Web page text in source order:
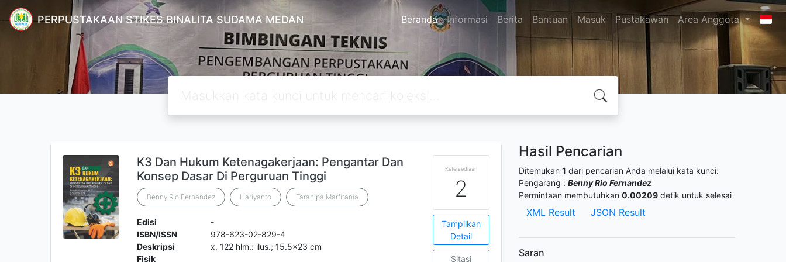
PERPUSTAKAAN STIKES BINALITA SUDAMA MEDAN Beranda Informasi Berita Bantuan Masuk Pustakawan Area Anggota
K3 Dan Hukum Ketenagakerjaan: Pengantar Dan
Konsep Dasar Di Perguruan Tinggi
Benny Rio Fernandez Hariyanto Taranipa Marfitania
Edisi
-
ISBN/ISSN
978-623-02-829-4
Deskripsi
Fisik
x, 122 hlm.: ilus.; 15.5x23 cm
Ketersediaan
2
Tampilkan
Detail
Sitasi
Hasil Pencarian
Ditemukan 1 dari pencarian Anda melalui kata kunci:
Pengarang : Benny Rio Fernandez
Permintaan membutuhkan 0.00209 detik untuk selesai
XML Result JSON Result
Saran